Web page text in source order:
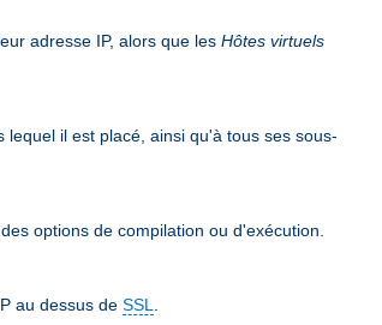
adresse IP, alors que les Hôtes virtuels
il est placé, ainsi qu'à tous ses sous-
options de compilation ou d'exécution.
au dessus de SSL